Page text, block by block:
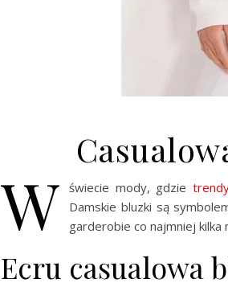
W świecie mody, gdzie
Damskie bluzki są
garderobie co najmniej kilka
Ecru casualowa